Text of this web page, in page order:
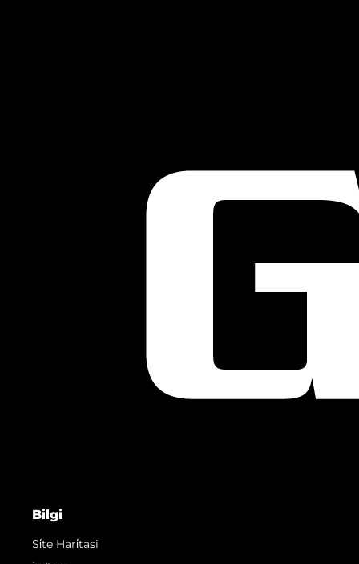
Bilgi
Si̇te Hari̇tasi